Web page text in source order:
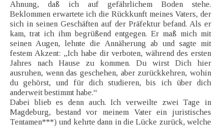
Ahnung, daß ich auf gefährlichem Boden stehe.
Beklommen erwartete ich die Rückkunft meines Vaters, der
sich in seinen Geschäften auf der Präfektur befand. Als er
kam, trat ich ihm begrüßend entgegen. Er maß mich mit
seinen Augen, lehnte die Annäherung ab und sagte mit
festem Akzent: „Ich habe dir verboten, während des ersten
Jahres nach Hause zu kommen. Du wirst Dich hier
ausruhen, wenn das geschehen, aber zurückkehren, wohin
du gehörst, und für dich studieren, bis ich über dich
anderweit bestimmt habe.“
Dabei blieb es denn auch. Ich verweilte zwei Tage in
Magdeburg, bestand vor meinem Vater ein juristisches
Tentamen***) und kehrte dann in die Lücke zurück, welche